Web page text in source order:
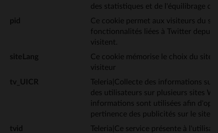
des statistiques et de l'équilibrage de
pid
Ce cookie permet aux visiteurs du
fonctionnalités liées à Twitter depuis
visitent.
siteLang
Ce cookie mémorise le choix du site
visiteur
tv_UICR
Teleria|Collecte des informations
des utilisateurs sur plusieurs sites
informations sont utilisées afin
pertinence des publicités sur le site
tvid
Teleria|Ce service présente à